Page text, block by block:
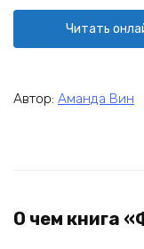
Читать
Автор: Аманда Вин
О чем книга